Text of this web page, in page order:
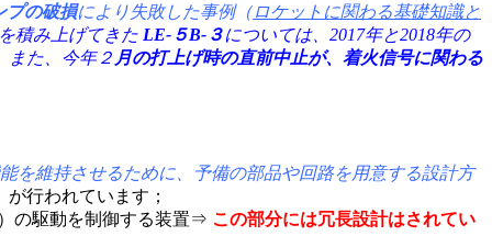
プの破損により失敗した事例（ロケットに関わる基礎知識と
積み上げてきた LE-５B-３については、2017年と2018年の
また、今年２ 月の打上げ時の直前中止が、 着火信号に関わる
を維持させるために、予備の部品や回路を用意する設計方
が行われています；
の駆動を制御する装置⇒ この部分には冗長設計はされてい